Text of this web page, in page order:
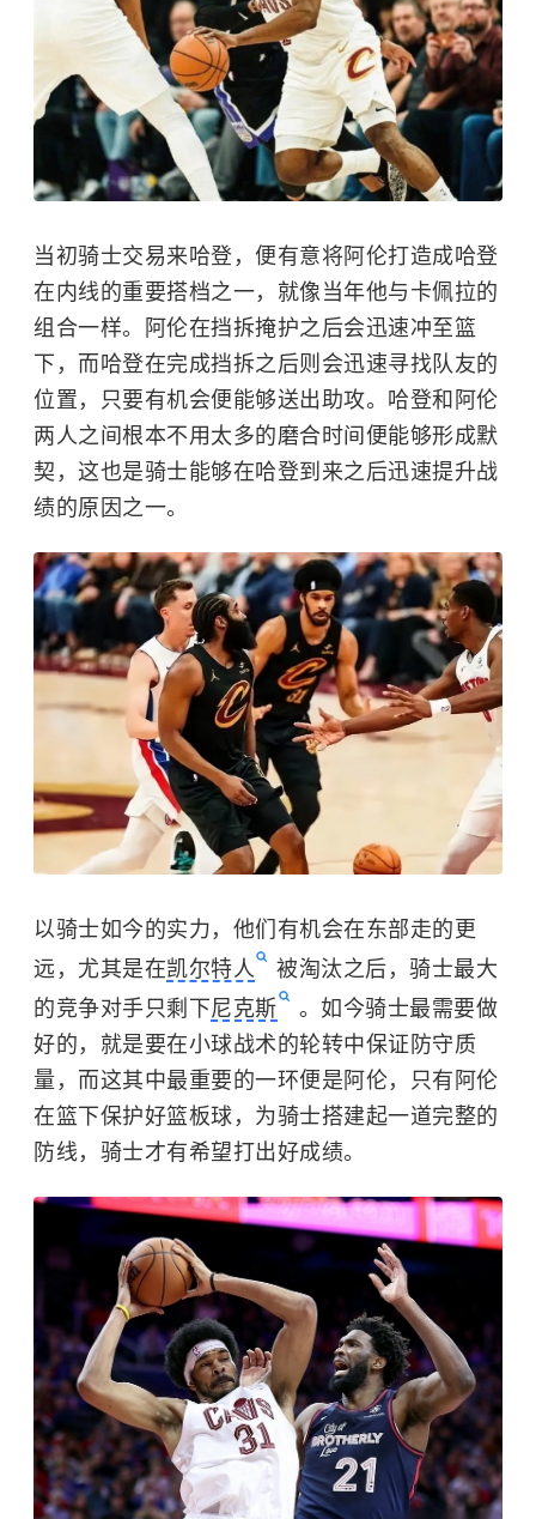
当初骑士交易来哈登，便有意将阿伦打造成哈登
在内线的重要搭档之一，就像当年他与卡佩拉的
组合一样。阿伦在挡拆掩护之后会迅速冲至篮
下，而哈登在完成挡拆之后则会迅速寻找队友的
位置，只要有机会便能够送出助攻。哈登和阿伦
两人之间根本不用太多的磨合时间便能够形成默
契，这也是骑士能够在哈登到来之后迅速提升战
绩的原因之一。
以骑士如今的实力，他们有机会在东部走的更
远，尤其是在凯尔特人
被淘汰之后，骑士最大
的竞争对手只剩下尼克斯
。如今骑士最需要做
好的，就是要在小球战术的轮转中保证防守质
量，而这其中最重要的一环便是阿伦，只有阿伦
在篮下保护好篮板球，为骑士搭建起一道完整的
防线，骑士才有希望打出好成绩。